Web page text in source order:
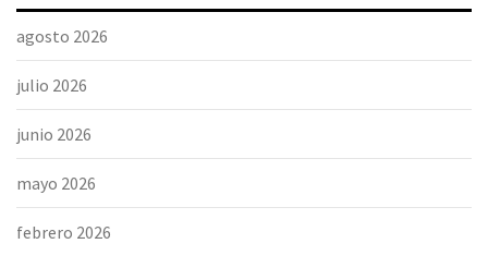
agosto 2026
julio 2026
junio 2026
mayo 2026
febrero 2026